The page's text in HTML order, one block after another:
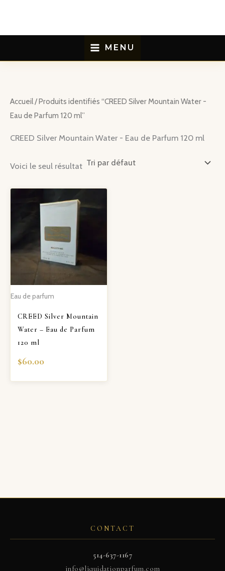
contenu
MENU
Accueil/ Produits identifiés “CREED Silver Mountain Water -
Eau de Parfum 120 ml”
CREED Silver Mountain Water - Eau de Parfum 120 ml
Voici le seul résultat
Eau de parfum
CREED Silver Mountain
Water – Eau de Parfum
120 ml
$60.00
CONTACT
514-637-1167
info@liquidationparfum.com